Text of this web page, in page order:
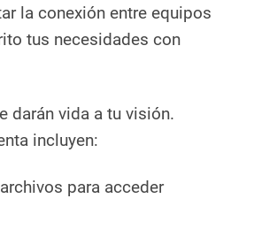
la conexión entre equipos
tus necesidades con
darán vida a tu visión.
incluyen:
para acceder